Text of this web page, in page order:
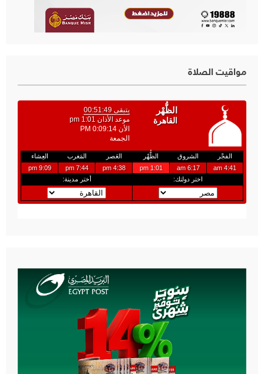
مواقيت الصلاة